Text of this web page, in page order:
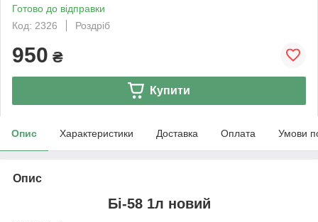
Готово до відправки
Код: 2326
Роздріб
950 ₴
Купити
Опис Характеристики Доставка Оплата Умови
Опис
Бі-58 1л новий